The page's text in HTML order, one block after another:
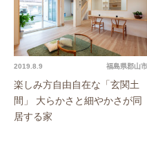
2019.8.9 福島県郡山市
楽しみ方自由自在な「玄関土
間」 大らかさと細やかさが同
居する家